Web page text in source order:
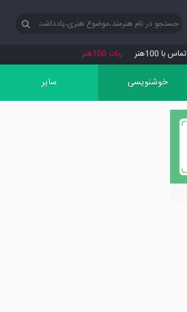
تماس با 100هنر ربات 100هنر
خوشنویسی سایر